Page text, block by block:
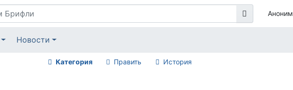
Аноним
Новости
Категория Править История